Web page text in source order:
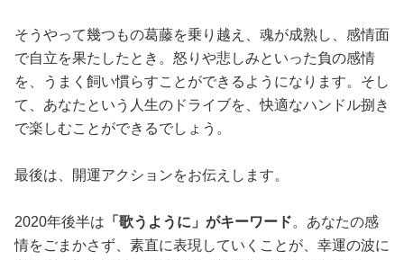
そうやって幾つもの葛藤を乗り越え、魂が成熟し、感情面
で自立を果たしたとき。怒りや悲しみといった負の感情
を、うまく飼い慣らすことができるようになります。そし
て、あなたという人生のドライブを、快適なハンドル捌き
で楽しむことができるでしょう。
最後は、開運アクションをお伝えします。
2020年後半は 「歌うように」がキーワード。あなたの感
情をごまかさず、素直に表現していくことが、幸運の波に